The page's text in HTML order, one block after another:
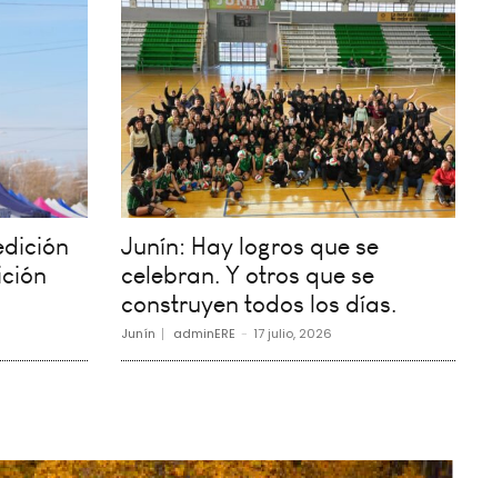
Junín: Hay logros que se
celebran. Y otros que se
construyen todos los días.
Junín adminERE - 17 julio, 2026